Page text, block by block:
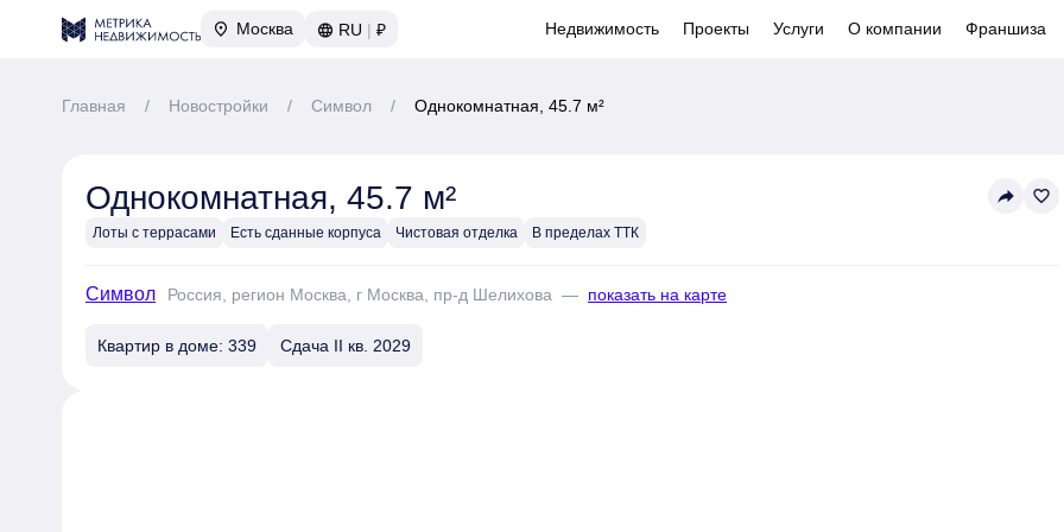
Москва RU | ₽ Недвижимость Проекты Услуги О компании Франшиза
Главная / Новостройки / Символ / Однокомнатная, 45.7 м²
Однокомнатная, 45.7 м²
Лоты с террасами Есть сданные корпуса Чистовая отделка В пределах ТТК
reply favorite_border
Символ Россия, регион Москва, г Москва, пр-д Шелихова — показать на карте
Квартир в доме: 339 Сдача II кв. 2029